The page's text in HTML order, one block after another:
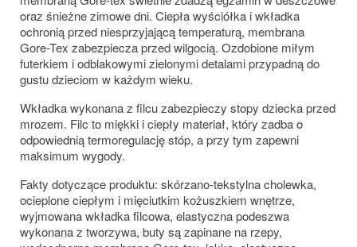
oraz śnieżne zimowe dni. Ciepła wyściółka i wkładka
ochronią przed niesprzyjającą temperaturą, membrana
Gore-Tex zabezpiecza przed wilgocią. Ozdobione miłym
futerkiem i odblakowymi zielonymi detalami przypadną do
gustu dzieciom w każdym wieku.
Wkładka wykonana z filcu zabezpieczy stopy dziecka przed
mrozem. Filc to miękki i ciepły materiał, który zadba o
odpowiednią termoregulację stóp, a przy tym zapewni
maksimum wygody.
Fakty dotyczące produktu: skórzano-tekstylna cholewka,
ocieplone ciepłym i mięciutkim kożuszkiem wnętrze,
wyjmowana wkładka filcowa, elastyczna podeszwa
wykonana z tworzywa, buty są zapinane na rzepy,